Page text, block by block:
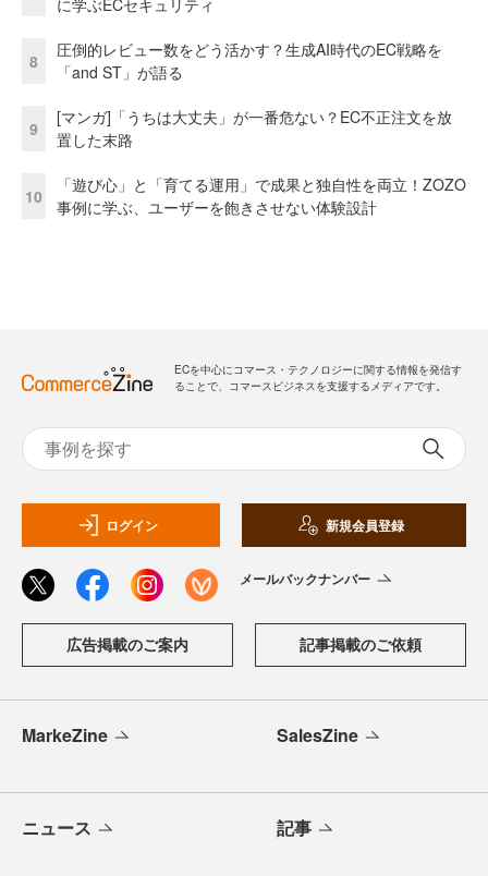
に学ぶECセキュリティ
8
圧倒的レビュー数をどう活かす？生成AI時代のEC戦略を
「and ST」が語る
9
[マンガ]「うちは大丈夫」が一番危ない？EC不正注文を放
置した末路
10
「遊び心」と「育てる運用」で成果と独自性を両立！ZOZO
事例に学ぶ、ユーザーを飽きさせない体験設計
ECを中心にコマース・テクノロジーに関する情報を発信す
ることで、コマースビジネスを支援するメディアです。
ログイン 新規会員登録
メールバックナンバー
広告掲載のご案内 記事掲載のご依頼
MarkeZine SalesZine
ニュース 記事